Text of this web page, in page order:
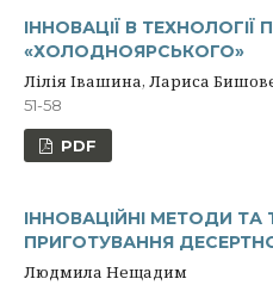
ІННОВАЦІЇ В
«ХОЛОДНОЯРСЬКОГО»
Лілія Івашина, Лариса
51-58
PDF
ІННОВАЦІЙНІ МЕТОДИ ТА
ПРИГОТУВАННЯ
Людмила Нещадим